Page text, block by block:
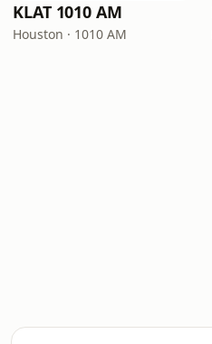
KLAT 1010 AM
Houston · 1010 AM